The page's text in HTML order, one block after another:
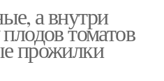
а внутри
томатов
прожилки